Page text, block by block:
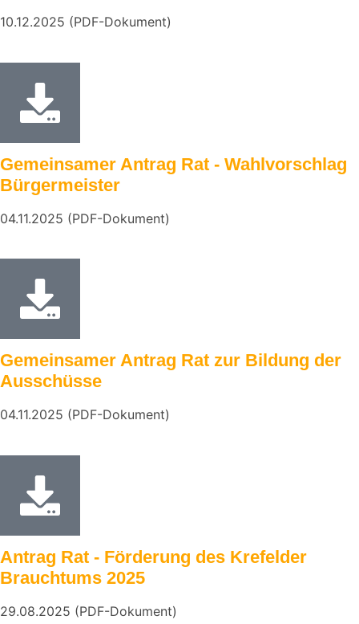
10.12.2025 (PDF-Dokument)
Gemeinsamer Antrag Rat - Wahlvorschlag
Bürgermeister
04.11.2025 (PDF-Dokument)
Gemeinsamer Antrag Rat zur Bildung der
Ausschüsse
04.11.2025 (PDF-Dokument)
Antrag Rat - Förderung des Krefelder
Brauchtums 2025
29.08.2025 (PDF-Dokument)